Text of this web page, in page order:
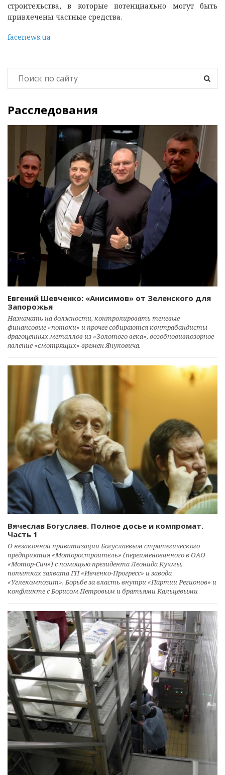
строительства, в которые потенциально могут быть
привлечены частные средства.
facenews.ua
Расследования
Евгений Шевченко: «Анисимов» от Зеленского для
Запорожья
Назначать на должности, контролировать теневые
финансовые «потоки» и прочее собираются контрабандисты
драгоценных металлов из «Золотого века», возобновивпозорное
явление «смотрящих» времен Януковича.
Вячеслав Богуслаев. Полное досье и компромат.
Часть 1
О незаконной приватизации Богуслаевым стратегического
предприятия «Моторостроитель» (переименованного в ОАО
«Мотор-Сич») с помощью президента Леонида Кучмы,
попытках захвата ГП «Ивченко-Прогресс» и завода
«Углекомпозит». Борьбе за власть внутри «Партии Регионов» и
конфликте с Борисом Петровым и братьями Кальцевыми